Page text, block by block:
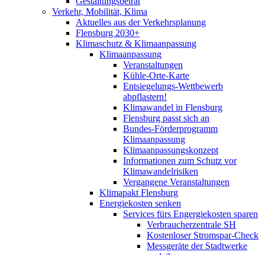
Verkehr, Mobilität, Klima
Aktuelles aus der Verkehrsplanung
Flensburg 2030+
Klimaschutz & Klimaanpassung
Klimaanpassung
Veranstaltungen
Kühle-Orte-Karte
Entsiegelungs-Wettbewerb
abpflastern!
Klimawandel in Flensburg
Flensburg passt sich an
Bundes-Förderprogramm
Klimaanpassung
Klimaanpassungskonzept
Informationen zum Schutz vor
Klimawandelrisiken
Vergangene Veranstaltungen
Klimapakt Flensburg
Energiekosten senken
Services fürs Engergiekosten sparen
Verbraucherzentrale SH
Kostenloser Stromspar-Check
Messgeräte der Stadtwerke